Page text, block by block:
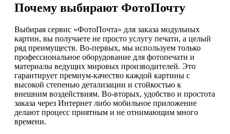
Почему выбирают ФотоПочту
Выбирая сервис «ФотоПочта» для заказа модульных
картин, вы получаете не просто услугу печати, а целый
ряд преимуществ. Во-первых, мы используем только
профессиональное оборудование для фотопечати и
материалы ведущих мировых производителей. Это
гарантирует премиум-качество каждой картины с
высокой степенью детализации и стойкостью к
внешним воздействиям. Во-вторых, удобство и простота
заказа через Интернет либо мобильное приложение
делают процесс приятным и не отнимающим много
времени.